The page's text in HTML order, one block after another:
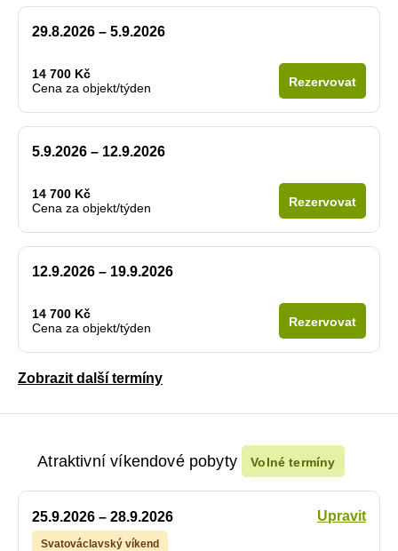
29.8.2026 – 5.9.2026
14 700 Kč
Cena za objekt/týden
Rezervovat
5.9.2026 – 12.9.2026
14 700 Kč
Cena za objekt/týden
Rezervovat
12.9.2026 – 19.9.2026
14 700 Kč
Cena za objekt/týden
Rezervovat
Zobrazit další termíny
Atraktivní víkendové pobyty Volné termíny
25.9.2026 – 28.9.2026 Upravit
Svatováclavský víkend